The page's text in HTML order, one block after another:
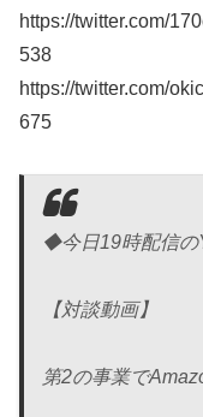
https://twitter.com/
538
https://twitter.com/
675
◆今日19時配信の
【対談動画】
第2の事業で